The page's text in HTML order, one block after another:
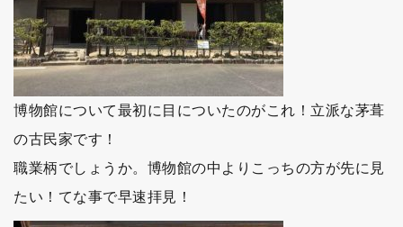
博物館について最初に目についたのがこれ！立派な茅葺
の古民家です！
職業柄でしょうか。博物館の中よりこっちの方が先に見
たい！てな事で早速拝見！